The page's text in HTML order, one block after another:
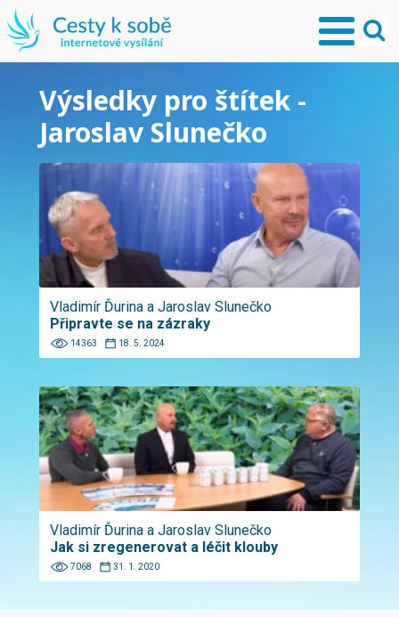
Výsledky pro štítek -
Jaroslav Slunečko
Vladimír Ďurina a Jaroslav Slunečko
Připravte se na zázraky
14363 18. 5. 2024
Vladimír Ďurina a Jaroslav Slunečko
Jak si zregenerovat a léčit klouby
7068 31. 1. 2020